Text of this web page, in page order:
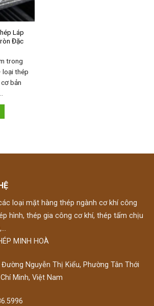
Láp
Đặc
trong
loại thép
bản
loại mặt hàng thép ngành cơ khí công
hình, thép gia công cơ khí, thép tấm chịu
MINH HOÀ
Nguyễn Thị Kiểu, Phường Tân Thới
Minh, Việt Nam